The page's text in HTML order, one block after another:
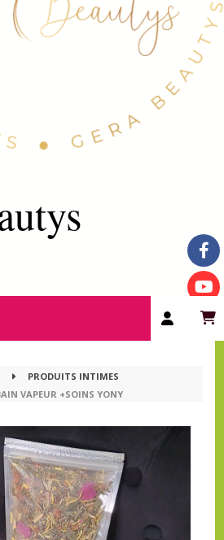
PRODUITS INTIMES
VAPEUR +SOINS YONY